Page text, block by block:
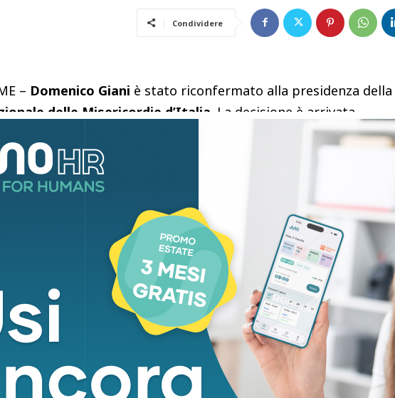
Condividere
– Domenico Giani è stato riconfermato alla presidenza della
delle Misericordie d’Italia . La decisione è arrivata
nazionale riunita a
, che ha rinnovato la
dell’organizzazione di volontariato più antica d’Italia.
subito le congratulazioni del presidente della Regione Toscana,
ha espresso il proprio apprezzamento a nome dell’intera giunta
– ha dichiarato – è il giusto riconoscimento per
in questi anni con dedizione, lealtà e profondo spirito di
ha anche ricordato il ruolo centrale che le
Misericordie
sociale del paese: organizzazioni nate inToscana quasiotto
di riferimento per migliaia di persone in difficoltà su tutto il